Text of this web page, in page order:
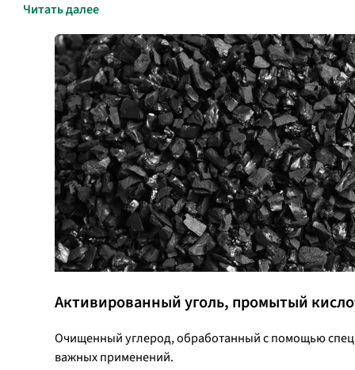
Читать далее
Активированный уголь, промытый
Очищенный углерод, обработанный с помощью
важных применений.